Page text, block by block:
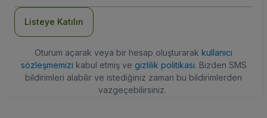
Listeye Katılın
Oturum açarak veya bir hesap oluşturarak kullanıcı
sözleşmemizi kabul etmiş ve gizlilik politikası. Bizden SMS
bildirimleri alabilir ve istediğiniz zaman bu bildirimlerden
vazgeçebilirsiniz.